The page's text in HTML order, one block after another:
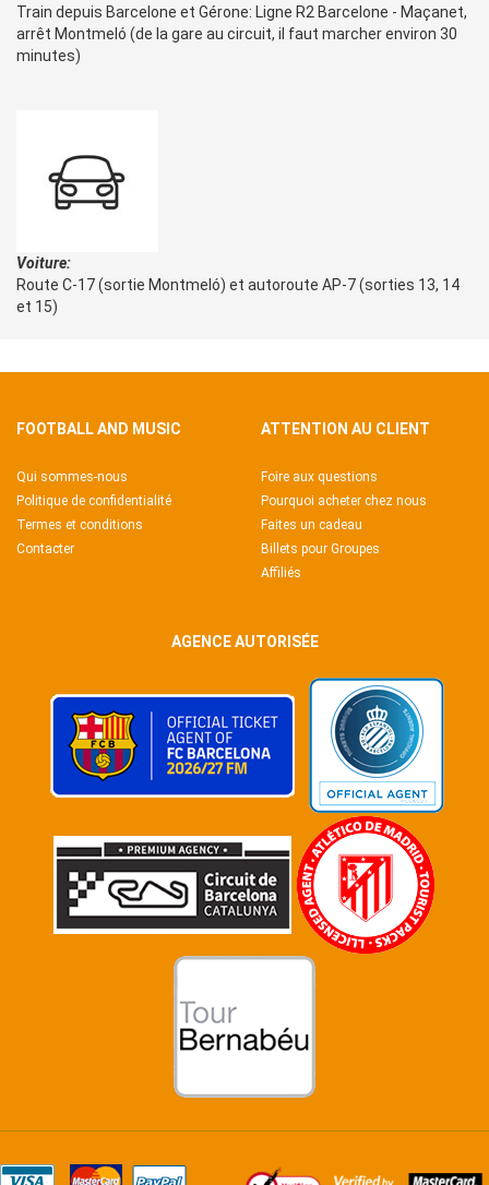
Train depuis Barcelone et Gérone: Ligne R2 Barcelone - Maçanet,
arrêt Montmeló (de la gare au circuit, il faut marcher environ 30
minutes)
Voiture:
Route C-17 (sortie Montmeló) et autoroute AP-7 (sorties 13, 14
et 15)
FOOTBALL AND MUSIC
Qui sommes-nous
Politique de confidentialité
Termes et conditions
Contacter
ATTENTION AU CLIENT
Foire aux questions
Pourquoi acheter chez nous
Faites un cadeau
Billets pour Groupes
Affiliés
AGENCE AUTORISÉE